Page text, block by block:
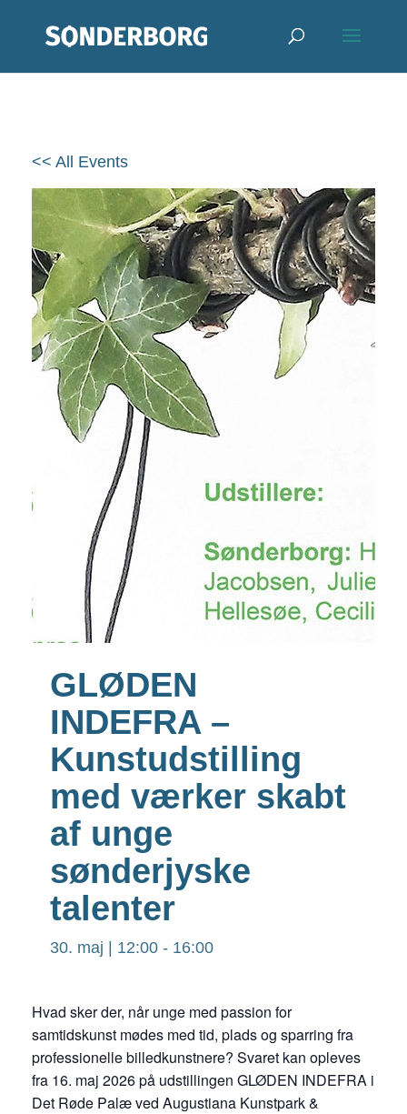
<< All Events
GLØDEN
INDEFRA –
Kunstudstilling
med værker skabt
af unge
sønderjyske
talenter
30. maj | 12:00 - 16:00
Hvad sker der, når unge med passion for
samtidskunst mødes med tid, plads og sparring fra
professionelle billedkunstnere? Svaret kan opleves
fra 16. maj 2026 på udstillingen GLØDEN INDEFRA i
Det Røde Palæ ved Augustiana Kunstpark &